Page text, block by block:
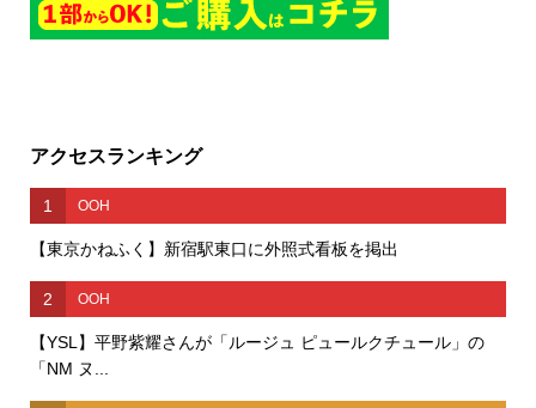
アクセスランキング
1 OOH
【東京かねふく】新宿駅東口に外照式看板を掲出
2 OOH
【YSL】平野紫耀さんが「ルージュ ピュールクチュール」の
「NM ヌ...